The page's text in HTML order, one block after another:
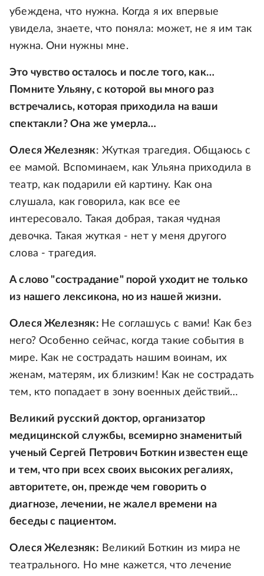
убеждена, что нужна. Когда я их впервые
увидела, знаете, что поняла: может, не я им так
нужна. Они нужны мне.
Это чувство осталось и после того, как…
Помните Ульяну, с которой вы много раз
встречались, которая приходила на ваши
спектакли? Она же умерла…
Олеся Железняк: Жуткая трагедия. Общаюсь с
ее мамой. Вспоминаем, как Ульяна приходила в
театр, как подарили ей картину. Как она
слушала, как говорила, как все ее
интересовало. Такая добрая, такая чудная
девочка. Такая жуткая - нет у меня другого
слова - трагедия.
А слово "сострадание" порой уходит не только
из нашего лексикона, но из нашей жизни.
Олеся Железняк: Не соглашусь с вами! Как без
него? Особенно сейчас, когда такие события в
мире. Как не сострадать нашим воинам, их
женам, матерям, их близким! Как не сострадать
тем, кто попадает в зону военных действий…
Великий русский доктор, организатор
медицинской службы, всемирно знаменитый
ученый Сергей Петрович Боткин известен еще
и тем, что при всех своих высоких регалиях,
авторитете, он, прежде чем говорить о
диагнозе, лечении, не жалел времени на
беседы с пациентом.
Олеся Железняк: Великий Боткин из мира не
театрального. Но мне кажется, что лечение